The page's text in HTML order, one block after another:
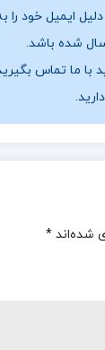
ایمیل خود را
با ما تماس
شده‌اند*